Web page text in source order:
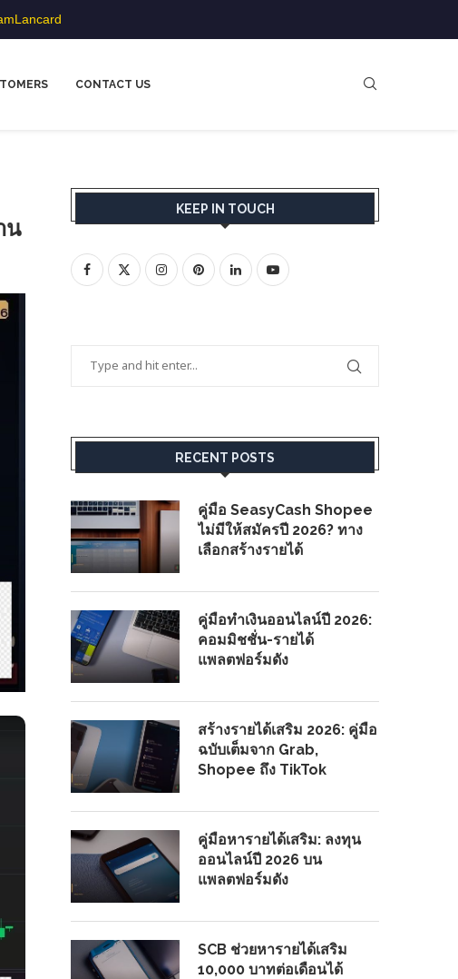
CONTACT US
น
KEEP IN TOUCH
RECENT POSTS
คู่มือ SeasyCash Shopee
ไม่มีให้สมัครปี 2026? ทาง
เลือกสร้างรายได้
คู่มือทำเงินออนไลน์ปี 2026:
คอมมิชชั่น-รายได้
แพลตฟอร์มดัง
สร้างรายได้เสริม 2026: คู่มือ
ฉบับเต็มจาก Grab,
Shopee ถึง TikTok
คู่มือหารายได้เสริม: ลงทุน
ออนไลน์ปี 2026 บน
แพลตฟอร์มดัง
SCB ช่วยหารายได้เสริม
10,000 บาทต่อเดือนได้